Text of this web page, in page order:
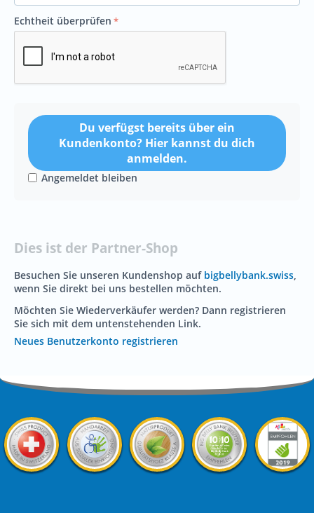
Echtheit überprüfen
Du verfügst bereits über ein
Kundenkonto? Hier kannst du dich
anmelden.
Angemeldet bleiben
Dies ist der Partner-Shop
Besuchen Sie unseren Kundenshop auf bigbellybank.swiss,
wenn Sie direkt bei uns bestellen möchten.
Möchten Sie Wiederverkäufer werden? Dann registrieren
Sie sich mit dem untenstehenden Link.
Neues Benutzerkonto registrieren